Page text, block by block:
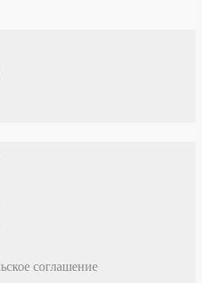
соглашение